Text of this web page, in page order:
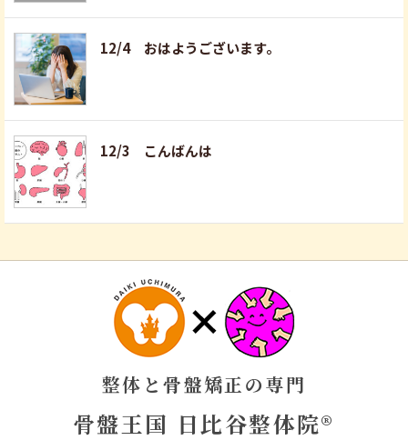
12/4 おはようございます。
12/3 こんばんは
整体と骨盤矯正の専門
骨盤王国 日比谷整体院®